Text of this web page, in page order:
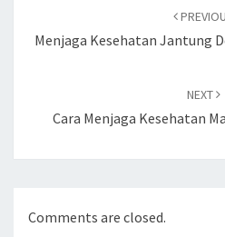
Menjaga Kesehatan Jantung
NEXT
Cara Menjaga Kesehatan
Comments are closed.